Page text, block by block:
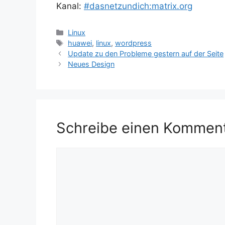
Kanal: #dasnetzundich:matrix.org
Kategorien
Linux
Schlagwörter
huawei, linux,wordpress
Update zu den Probleme gestern auf der Seite
Neues Design
Schreibe einen